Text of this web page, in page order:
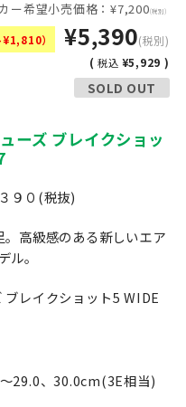
ー希望小売価格：¥7,200(税別)
¥1,810） ¥5,390(税別)
(税込 ¥5,929 )
SOLD OUT
ーズ ブレイクショッ
９０(税抜)
高級感のある新しいエア
。
レイクショット5 WIDE
29.0、30.0cm(3E相当)